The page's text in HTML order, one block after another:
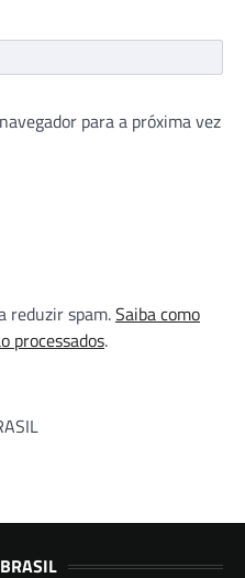
para a próxima vez
reduzir spam.Saiba como
processados.